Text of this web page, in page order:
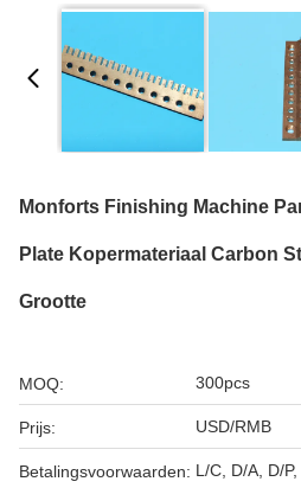
Monforts Finishing Machine
Plate Kopermateriaal Carbon
Grootte
MOQ: 300pcs
Prijs: USD/RMB
Betalingsvoorwaarden: L/C, D/A, D/